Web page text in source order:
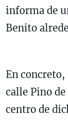
informa de
Benito
En
calle Pino
centro de